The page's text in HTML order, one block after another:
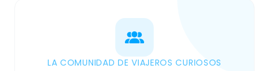
LA COMUNIDAD DE VIAJEROS CURIOSOS